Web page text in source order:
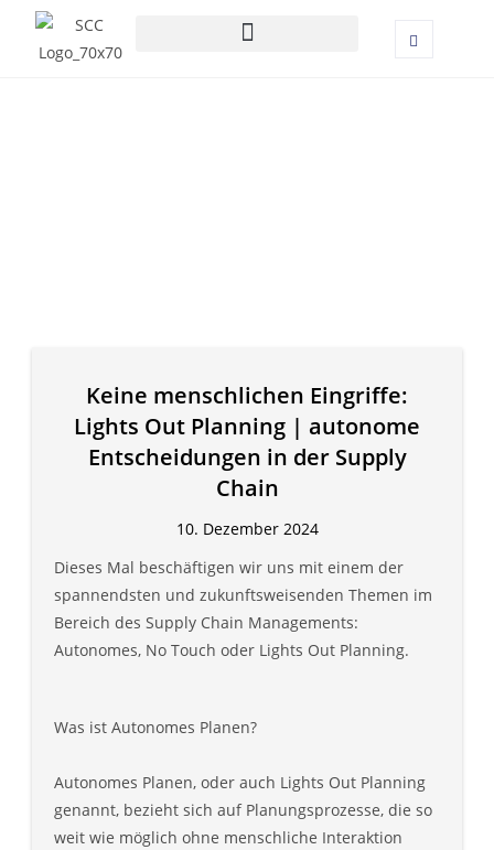
Keine menschlichen Eingriffe:
Lights Out Planning | autonome
Entscheidungen in der Supply
Chain
10. Dezember 2024
Dieses Mal beschäftigen wir uns mit einem der
spannendsten und zukunftsweisenden Themen im
Bereich des Supply Chain Managements:
Autonomes, No Touch oder Lights Out Planning.
Was ist Autonomes Planen?
Autonomes Planen, oder auch Lights Out Planning
genannt, bezieht sich auf Planungsprozesse, die so
weit wie möglich ohne menschliche Interaktion